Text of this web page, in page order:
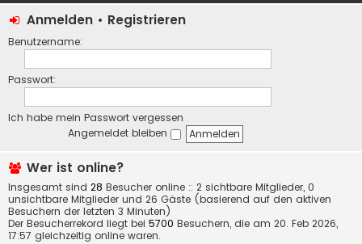
Anmelden • Registrieren
Benutzername:
Passwort:
Ich habe mein Passwort vergessen
Angemeldet bleiben
Wer ist online?
Insgesamt sind 28 Besucher online :: 2 sichtbare Mitglieder, 0
unsichtbare Mitglieder und 26 Gäste (basierend auf den aktiven
Besuchern der letzten 3 Minuten)
Der Besucherrekord liegt bei 5700 Besuchern, die am 20. Feb 2026,
17:57 gleichzeitig online waren.